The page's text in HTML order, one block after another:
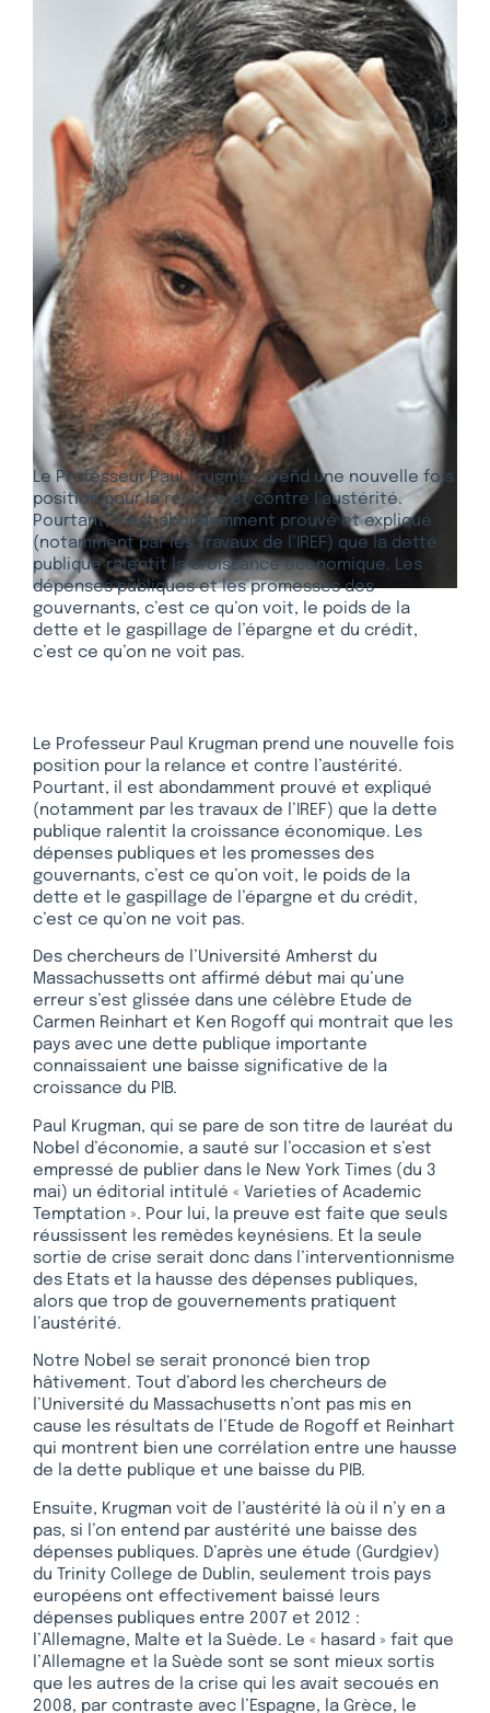
Le Professeur Paul Krugman prend une nouvelle fois
position pour la relance et contre l’austérité.
Pourtant, il est abondamment prouvé et expliqué
(notamment par les travaux de l’IREF) que la dette
publique ralentit la croissance économique. Les
dépenses publiques et les promesses des
gouvernants, c’est ce qu’on voit, le poids de la
dette et le gaspillage de l’épargne et du crédit,
c’est ce qu’on ne voit pas.
Le Professeur Paul Krugman prend une nouvelle fois
position pour la relance et contre l’austérité.
Pourtant, il est abondamment prouvé et expliqué
(notamment par les travaux de l’IREF) que la dette
publique ralentit la croissance économique. Les
dépenses publiques et les promesses des
gouvernants, c’est ce qu’on voit, le poids de la
dette et le gaspillage de l’épargne et du crédit,
c’est ce qu’on ne voit pas.
Des chercheurs de l’Université Amherst du
Massachussetts ont affirmé début mai qu’une
erreur s’est glissée dans une célèbre Etude de
Carmen Reinhart et Ken Rogoff qui montrait que les
pays avec une dette publique importante
connaissaient une baisse significative de la
croissance du PIB.
Paul Krugman, qui se pare de son titre de lauréat du
Nobel d’économie, a sauté sur l’occasion et s’est
empressé de publier dans le New York Times (du 3
mai) un éditorial intitulé « Varieties of Academic
Temptation ». Pour lui, la preuve est faite que seuls
réussissent les remèdes keynésiens. Et la seule
sortie de crise serait donc dans l’interventionnisme
des Etats et la hausse des dépenses publiques,
alors que trop de gouvernements pratiquent
l’austérité.
Notre Nobel se serait prononcé bien trop
hâtivement. Tout d’abord les chercheurs de
l’Université du Massachusetts n’ont pas mis en
cause les résultats de l’Etude de Rogoff et Reinhart
qui montrent bien une corrélation entre une hausse
de la dette publique et une baisse du PIB.
Ensuite, Krugman voit de l’austérité là où il n’y en a
pas, si l’on entend par austérité une baisse des
dépenses publiques. D’après une étude (Gurdgiev)
du Trinity College de Dublin, seulement trois pays
européens ont effectivement baissé leurs
dépenses publiques entre 2007 et 2012 :
l’Allemagne, Malte et la Suède. Le « hasard » fait que
l’Allemagne et la Suède sont se sont mieux sortis
que les autres de la crise qui les avait secoués en
2008, par contraste avec l’Espagne, la Grèce, le